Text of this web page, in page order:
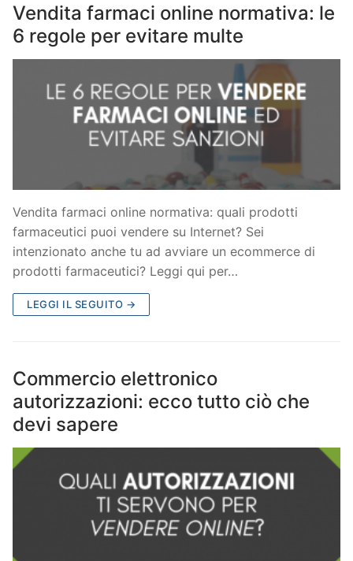
Vendita farmaci online normativa: le
6 regole per evitare multe
Vendita farmaci online normativa: quali prodotti
farmaceutici puoi vendere su Internet? Sei
intenzionato anche tu ad avviare un ecommerce di
prodotti farmaceutici? Leggi qui per…
LEGGI IL SEGUITO →
Commercio elettronico
autorizzazioni: ecco tutto ciò che
devi sapere